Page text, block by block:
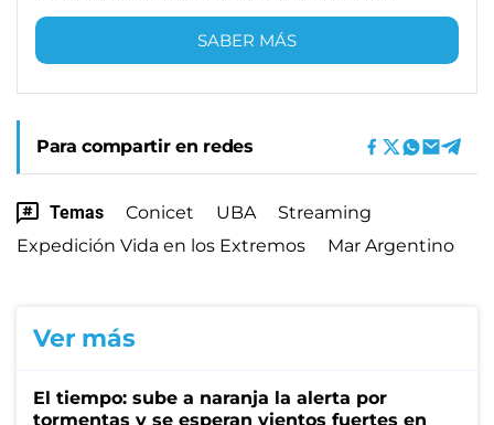
SABER MÁS
Para compartir en redes
Temas Conicet UBA
Streaming
Expedición Vida en los Extremos
Mar Argentino
Ver más
El tiempo: sube a naranja la alerta por
tormentas y se esperan vientos fuertes en